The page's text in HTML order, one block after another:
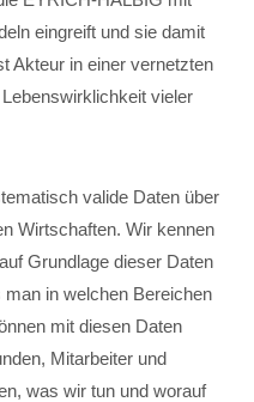
eingreift und sie damit
Akteur in einer vernetzten
vieler
valide Daten über
Wirtschaften. Wir kennen
Grundlage dieser Daten
in welchen Bereichen
mit diesen Daten
Mitarbeiter und
was wir tun und worauf